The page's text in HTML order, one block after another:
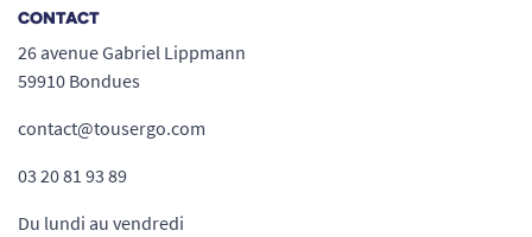
CONTACT
26 avenue Gabriel Lippmann
59910 Bondues
contact@tousergo.com
03 20 81 93 89
Du lundi au vendredi